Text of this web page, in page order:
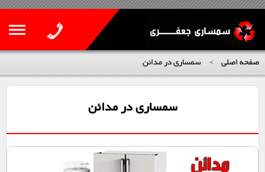
صفحه اصلی > سمساری در مدائن
سمساری در مدائن